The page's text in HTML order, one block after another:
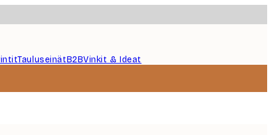
TauluseinätB2BVinkit & Ideat